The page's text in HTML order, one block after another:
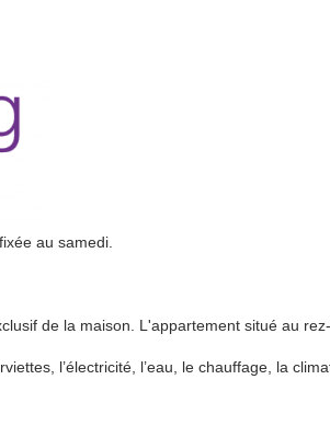
au samedi.
de la maison. L'appartement situé au
l’électricité, l’eau, le chauffage, la